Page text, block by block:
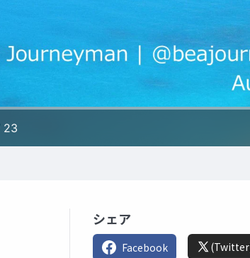
シェア
Facebook